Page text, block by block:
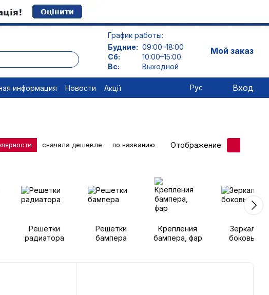
График работы:
Будние: 09:00–18:00
Сб:
10:00–15:00
Вс:
Выходной
Мой заказ
информация Новости
Акції
Рус Вход
сначала дешевле по названию Отображение:
Решетки
радиатора
Решетки
бампера
Крепления
бампера, фар
Зеркала
боковые